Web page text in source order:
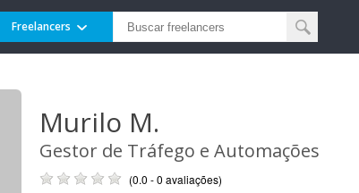
Freelancers
Murilo M.
Gestor de Tráfego e Automações
(0.0 - 0 avaliações)